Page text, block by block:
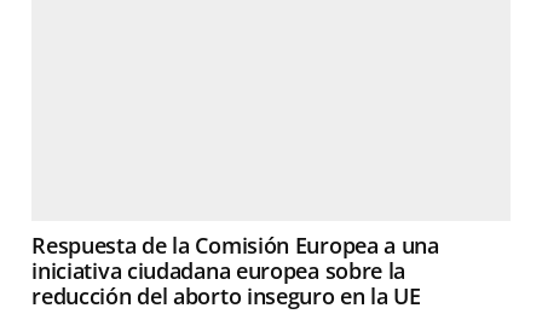
Respuesta de la Comisión Europea a una
iniciativa ciudadana europea sobre la
reducción del aborto inseguro en la UE